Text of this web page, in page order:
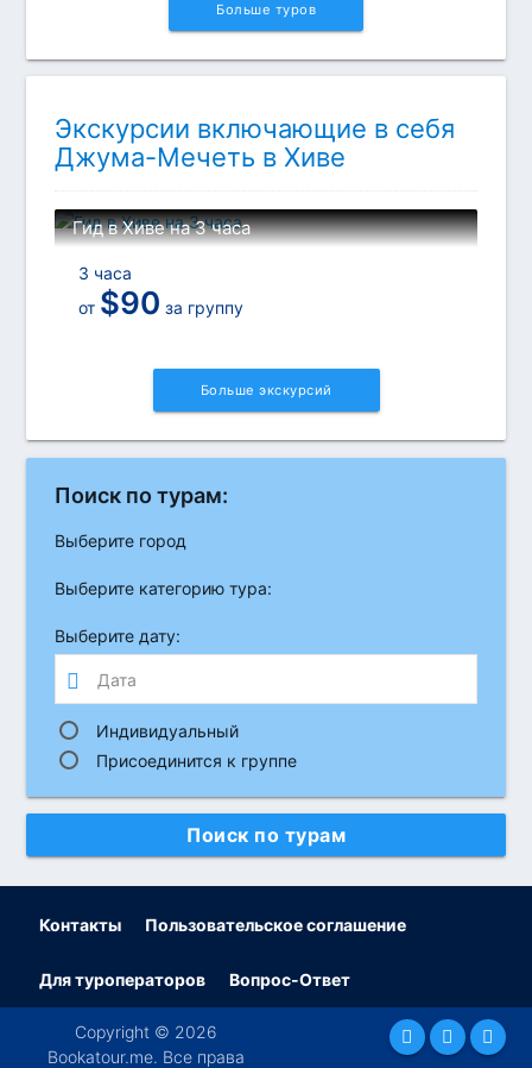
Больше туров
Экскурсии включающие в себя
Джума-Мечеть в Хиве
Гид в Хиве на 3 часа
3 часа
от $90 за группу
Больше экскурсий
Поиск по турам:
Выберите город
Выберите категорию тура:
Выберите дату:
Индивидуальный
Присоединится к группе
Поиск по турам
Контакты Пользовательское соглашение
Для туроператоров Вопрос-Ответ
Copyright © 2026
Bookatour.me. Все права